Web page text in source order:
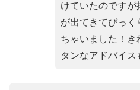
けていたのです
が出てきてびっく
ちゃいました！き
タンなアドバイス